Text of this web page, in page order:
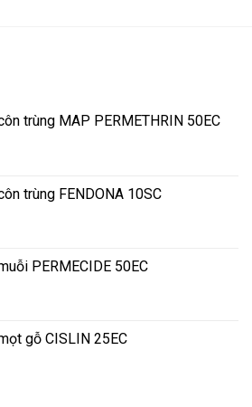
trùng MAP PERMETHRIN 50EC
trùng FENDONA 10SC
PERMECIDE 50EC
gỗ CISLIN 25EC